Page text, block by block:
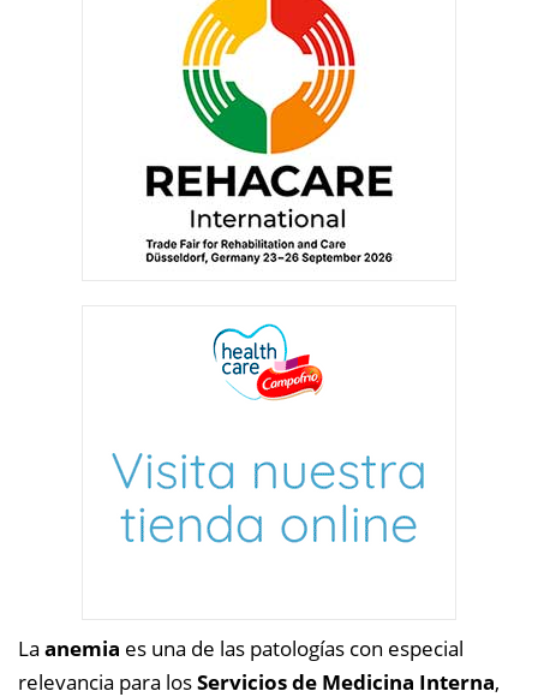
La anemia es una de las patologías con especial
relevancia para losServicios de Medicina Interna,